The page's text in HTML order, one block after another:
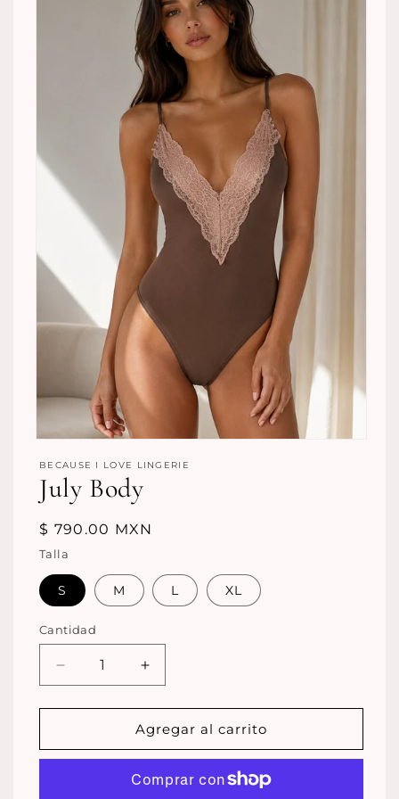
multimedia
1
en
ventana
modal
BECAUSE I LOVE LINGERIE
July Body
Precio
habitual
$ 790.00 MXN
Talla
S M L XL
Cantidad
Reducir
cantidad
para
Body
Aumentar
cantidad
para
July
Body
Agregar al carrito